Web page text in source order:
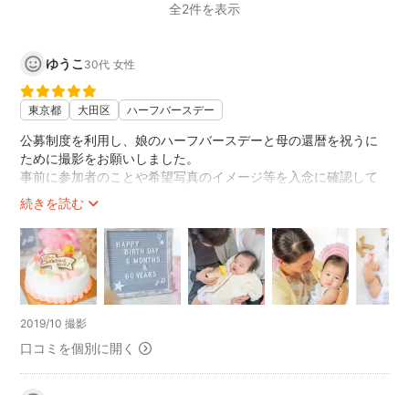
全2件を表示
ゆうこ 30代 女性
東京都 大田区 ハーフバースデー
続きを読む
公募制度を利用し、娘のハーフバースデーと母の還暦を祝うに
ために撮影をお願いしました。
事前に参加者のことや希望写真のイメージ等を入念に確認して
いただき、本当に丁寧なやりとりで、安心して当日を迎えられ
ました。
撮影会当日はたくさんの小物を持ってきてくださり、娘・母・
義理の母の3人をメインに多くの写真を撮っていただきました。
自然体で可愛らしく、仲の良さが伝わってくる大満足な写真と
なりました。
また、本当にたくさんの写真を納品していただきありがとうご
ざいました。
孫との素晴らしい思い出ができて、母達もとても喜んでおりま
す。部屋に飾り、年賀状写真としても使わせていただきます。
本当にありがとうございました。
2019/10 撮影
口コミを個別に開く